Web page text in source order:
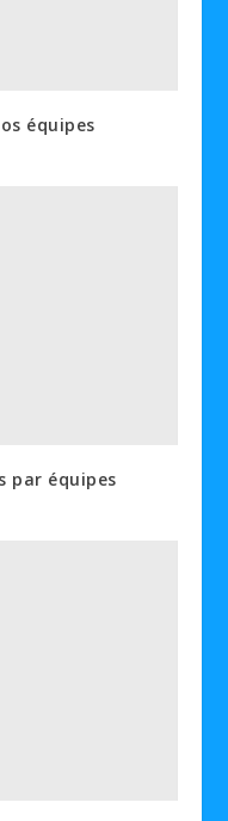
équipes
par équipes